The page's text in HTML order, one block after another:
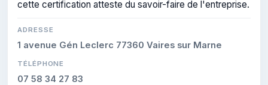
cette certification atteste du savoir-faire de l'entreprise.
ADRESSE
1 avenue Gén Leclerc 77360 Vaires sur Marne
TÉLÉPHONE
07 58 34 27 83